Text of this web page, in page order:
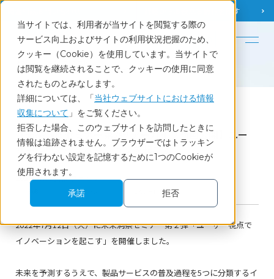
当サイトでは、利用者が当サイトを閲覧する際の
サービス向上およびサイトの利用状況把握のため、
クッキー（Cookie）を使用しています。当サイトで
は閲覧を継続されることで、クッキーの使用に同意
されたものとみなします。
詳細については、「当社ウェブサイトにおける情報
収集について 」をご覧ください。
拒否した場合、このウェブサイトを訪問したときに
情報は追跡されません。ブラウザーではトラッキン
グを行わない設定を記憶するために1つのCookieが
使用されます。
承諾
拒否
お役立ち情報を探す
English
【未来洞察セミナー第2弾 アーカイブ動画公開】ユーザー視点でイノベーションを起こす
Report
【未来洞察セミナー第2弾 アーカイブ動画公開】ユー
ザー視点でイノベーションを起こす
2022.07.12開催ウェビナー
マーケティング セミナーレポート
2022年7月12日（火）に未来洞察セミナー第２弾「ユーザー視点で
イノベーションを起こす」を開催しました。
未来を予測するうえで、製品サービスの普及過程を5つに分類するイ